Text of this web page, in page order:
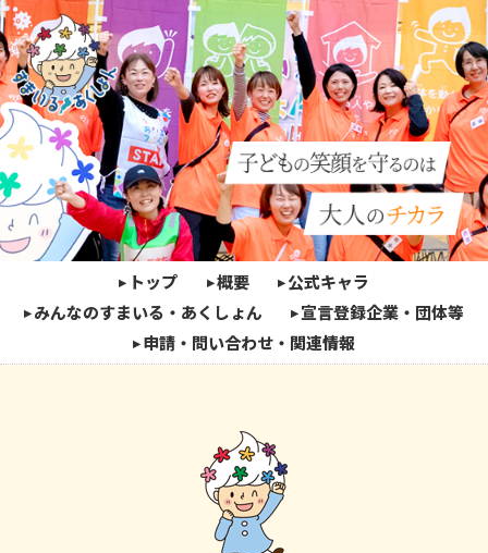
トップ 概要
公式キャラ
みんなのすまいる・あくしょん
宣言登録企業・団体等
申請・問い合わせ・関連情報